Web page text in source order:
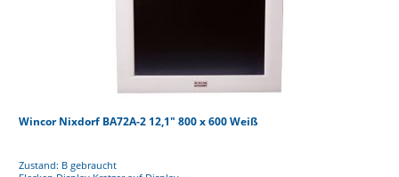
Wincor Nixdorf BA72A-2 12,1" 800 x 600 Weiß
Zustand: B gebraucht